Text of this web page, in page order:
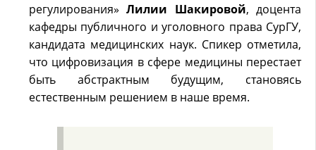
регулирования»Лилии Шакировой, доцента
кафедры публичного и уголовного права СурГУ,
кандидата медицинских наук. Спикер отметила,
что цифровизация в сфере медицины перестает
быть абстрактным будущим, становясь
естественным решением в наше время.